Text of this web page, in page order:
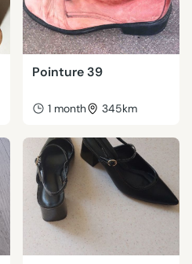
Pointure 39
1 month 345km